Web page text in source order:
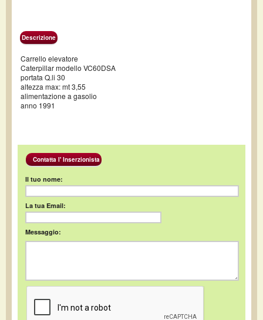
Descrizione
Carrello elevatore
Caterpillar modello VC60DSA
portata Q.li 30
altezza max: mt 3,55
alimentazione a gasolio
anno 1991
Contatta l' Inserzionista
Il tuo nome:
La tua Email:
Messaggio: